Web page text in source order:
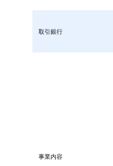
取引銀行
事業内容